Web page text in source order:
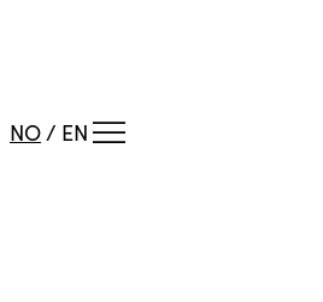
NO / EN